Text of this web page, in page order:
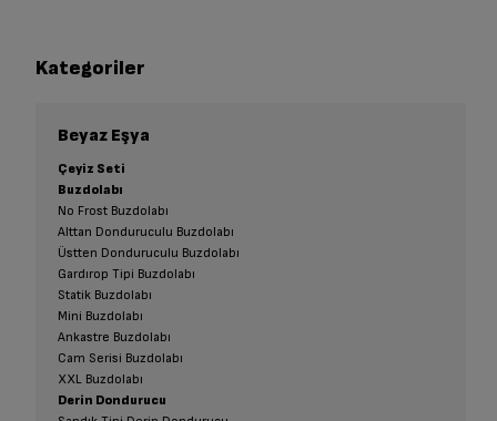
Kategoriler
Beyaz Eşya
Çeyiz Seti
Buzdolabı
No Frost Buzdolabı
Alttan Donduruculu Buzdolabı
Üstten Donduruculu Buzdolabı
Gardırop Tipi Buzdolabı
Statik Buzdolabı
Mini Buzdolabı
Ankastre Buzdolabı
Cam Serisi Buzdolabı
XXL Buzdolabı
Derin Dondurucu